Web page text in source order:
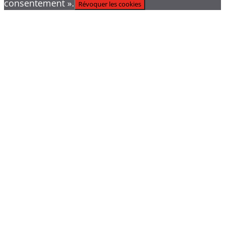
consentement ». Révoquer les cookies